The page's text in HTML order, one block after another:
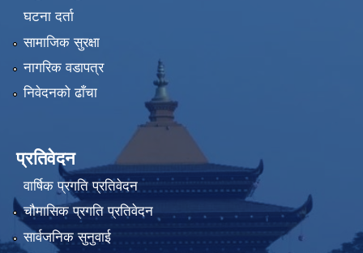
घटना दर्ता
सामाजिक सुरक्षा
नागरिक वडापत्र
निवेदनको ढाँचा
प्रतिवेदन
वार्षिक प्रगति प्रतिवेदन
चौमासिक प्रगति प्रतिवेदन
सार्वजनिक सुनुवाई